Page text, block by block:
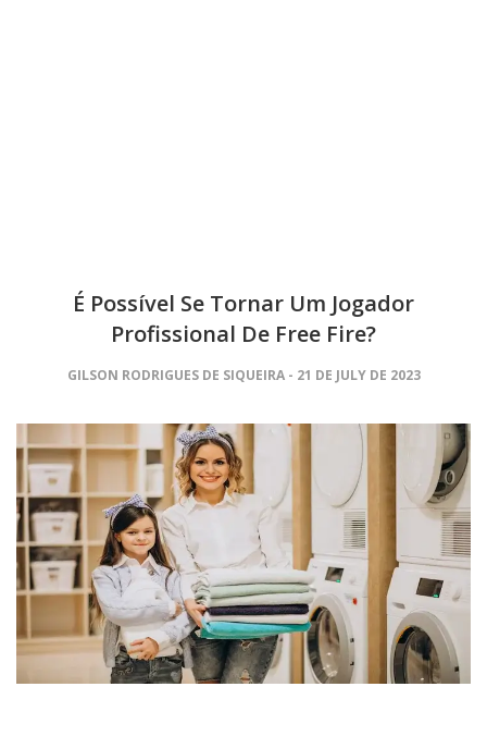
É Possível Se Tornar Um Jogador
Profissional De Free Fire?
GILSON RODRIGUES DE SIQUEIRA 21 DE JULY DE 2023